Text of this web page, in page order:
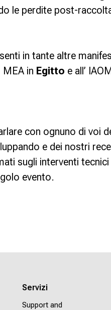
le perdite post-
in tante altre
in Egitto e all’
con ognuno di voi
e dei nostri
sugli interventi
evento.
Servizi
Support and